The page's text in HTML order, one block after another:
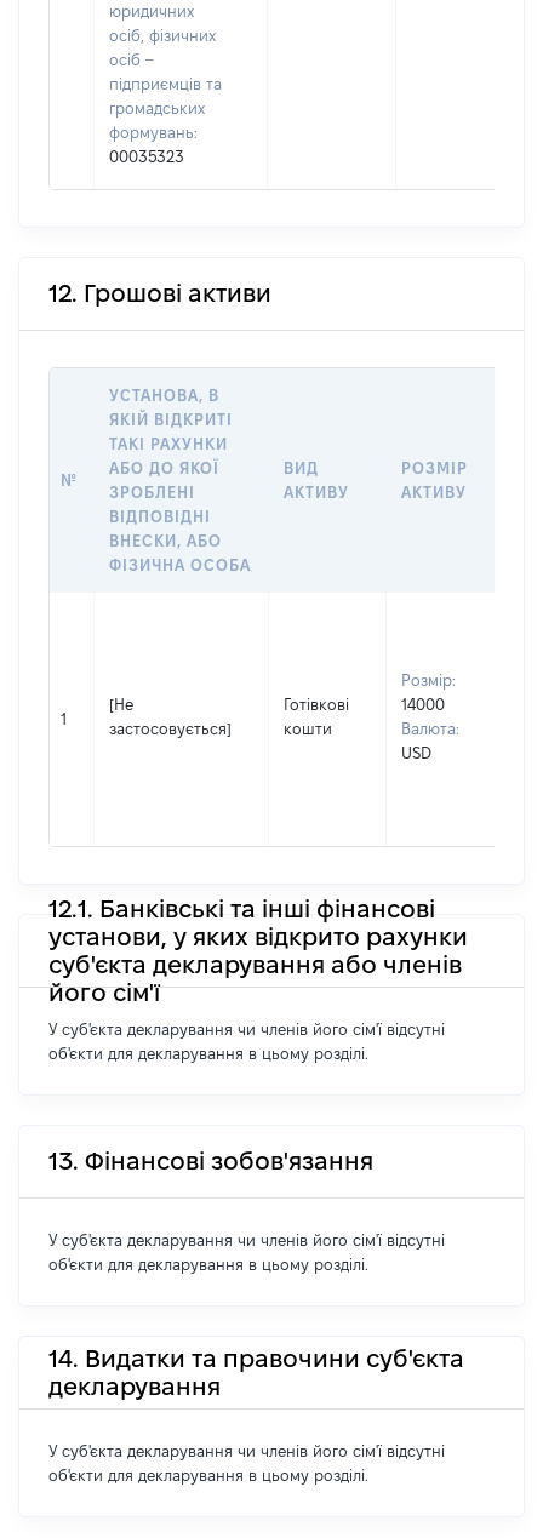
юридичних
осіб, фізичних
осіб –
підприємців та
громадських
формувань:
00035323
12. Грошові активи
№
УСТАНОВА, В
ЯКІЙ ВІДКРИТІ
ТАКІ РАХУНКИ
АБО ДО ЯКОЇ
ЗРОБЛЕНІ
ВІДПОВІДНІ
ВНЕСКИ, АБО
ФІЗИЧНА ОСОБА
ВИД
АКТИВУ
РОЗМІР
АКТИВУ
1
[Не
застосовується]
Готівкові
кошти
Розмір:
14000
Валюта:
USD
12.1. Банківські та інші фінансові
установи, у яких відкрито рахунки
суб'єкта декларування або членів
його сім'ї
У суб'єкта декларування чи членів його сім'ї відсутні
об'єкти для декларування в цьому розділі.
13. Фінансові зобов'язання
У суб'єкта декларування чи членів його сім'ї відсутні
об'єкти для декларування в цьому розділі.
14. Видатки та правочини суб'єкта
декларування
У суб'єкта декларування чи членів його сім'ї відсутні
об'єкти для декларування в цьому розділі.